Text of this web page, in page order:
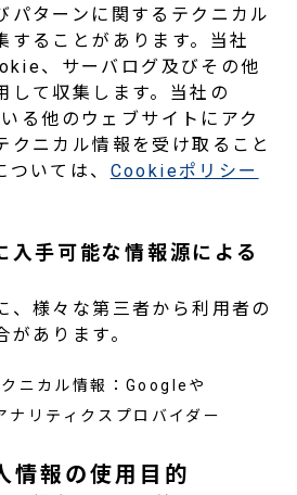
パターンに関するテクニカル
することがあります。当社
、サーバログ及びその他
して収集します。当社の
る他のウェブサイトにアク
クニカル情報を受け取ること
いては、 Cookieポリシー
入手可能な情報源による
、様々な第三者から利用者の
あります。
ニカル情報：Googleや
リティクスプロバイダー
情報の使用目的